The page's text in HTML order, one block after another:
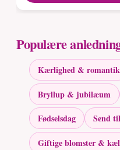
Populære
Kærlighed & romantik
Bryllup & jubilæum
Fødselsdag
Send
Giftige blomster &